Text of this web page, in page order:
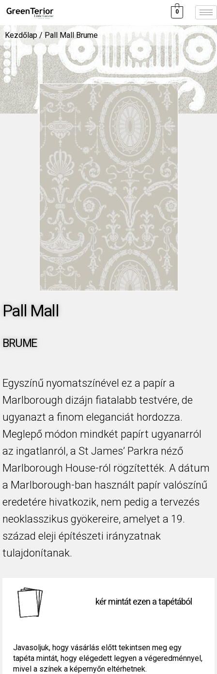
0
Kezdőlap / Pall Mall Brume
Pall Mall
BRUME
Egyszínű nyomatszínével ez a papír a
Marlborough dizájn fiatalabb testvére, de
ugyanazt a finom eleganciát hordozza.
Meglepő módon mindkét papírt ugyanarról
az ingatlanról, a St James’ Parkra néző
Marlborough House-ról rögzítették. A dátum
a Marlborough-ban használt papír valószínű
eredetére hivatkozik, nem pedig a tervezés
neoklasszikus gyökereire, amelyet a 19.
század eleji építészeti irányzatnak
tulajdonítanak.
kér mintát ezen a tapétából
Javasoljuk, hogy vásárlás előtt tekintsen meg egy
tapéta mintát, hogy elégedett legyen a végeredménnyel,
mivel a színek a képernyőn eltérhetnek.